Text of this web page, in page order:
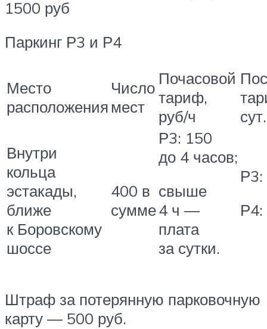
1500 руб
Паркинг Р3 и Р4
Место
расположения
Число
мест
Почасовой
тариф,
руб/ч
сут.
Внутри
кольца
эстакады,
ближе
к Боровскому
шоссе
400 в
сумме
Р3: 150
до 4 часов;
свыше
4 ч —
плата
за сутки.
Р3:
Р4:
Штраф за потерянную парковочную
карту — 500 руб.